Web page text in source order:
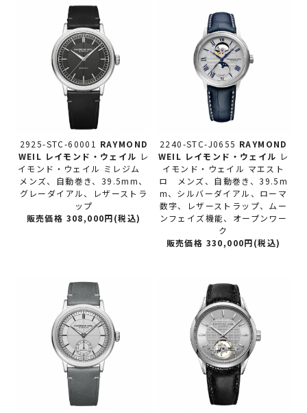
2925-STC-60001 RAYMOND
WEIL レイモンド・ウェイル レ
イモンド・ウェイル ミレジム
メンズ、自動巻き、39.5mm、
グレーダイアル、レザーストラ
ップ
販売価格 308,000円(税込)
2240-STC-J0655 RAYMOND
WEIL レイモンド・ウェイル レ
イモンド・ウェイル マエスト
ロ メンズ、自動巻き、39.5m
m、シルバーダイアル、ローマ
数字、レザーストラップ、ムー
ンフェイズ機能、オープンワー
ク
販売価格 330,000円(税込)